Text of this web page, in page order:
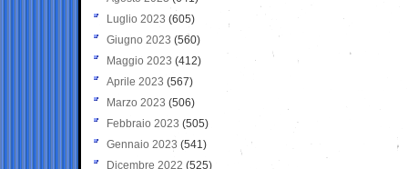
Luglio 2023 (605)
Giugno 2023 (560)
Maggio 2023 (412)
Aprile 2023 (567)
Marzo 2023 (506)
Febbraio 2023 (505)
Gennaio 2023 (541)
Dicembre 2022 (525)